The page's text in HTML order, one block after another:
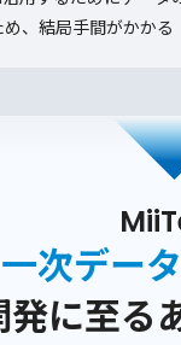
め、結局手間がかかる
一次データ
に至る